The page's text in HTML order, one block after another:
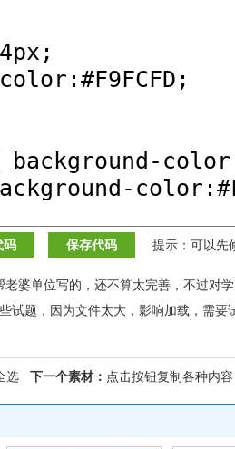
码 保存代码 提示：可以先
婆单位写的，还不算太完善，不过对
试题，因为文件太大，影响加载，需
选 下一个素材： 点击按钮复制各种内容